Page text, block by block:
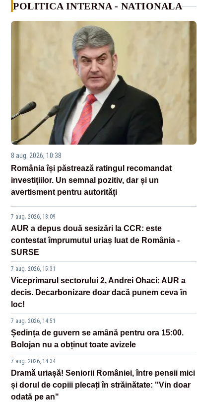
POLITICA INTERNA - NATIONALA
8 aug. 2026, 10:38
România își păstrează ratingul recomandat
investițiilor. Un semnal pozitiv, dar și un
avertisment pentru autorități
7 aug. 2026, 18:09
AUR a depus două sesizări la CCR: este
contestat împrumutul uriaș luat de România -
SURSE
7 aug. 2026, 15:31
Viceprimarul sectorului 2, Andrei Ohaci: AUR a
decis. Decarbonizare doar dacă punem ceva în
loc!
7 aug. 2026, 14:51
Ședința de guvern se amână pentru ora 15:00.
Bolojan nu a obținut toate avizele
7 aug. 2026, 14:34
Dramă uriașă! Seniorii României, între pensii mici
și dorul de copiii plecați în străinătate: "Vin doar
odată pe an"